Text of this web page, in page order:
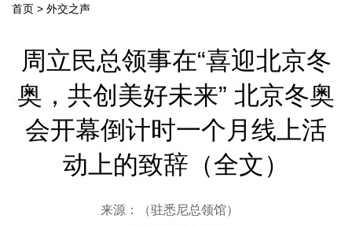
首页 > 外交之声
周立民总领事在“喜迎北京冬
奥，共创美好未来” 北京冬奥
会开幕倒计时一个月线上活
动上的致辞（全文）
来源：（驻悉尼总领馆）